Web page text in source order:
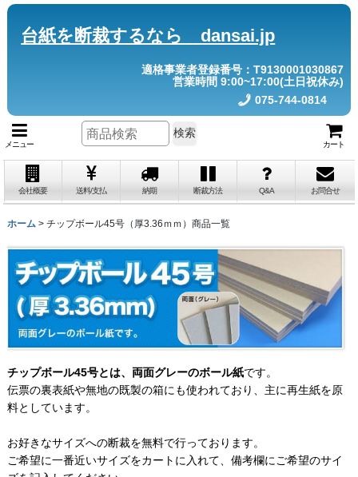
台紙を断裁するなら dansai.jp
適格事業者登録番号：T9130001030867
営業時間 9:00~17:00(土日祝休み)
075-744-0814
メニュー カート
検索
会社概要 送料/支払 納期 断裁方法 Q&A お問合せ
ホーム > チップボール45号（厚3.36ｍｍ）商品一覧
チップボール45号とは、両面グレーのボール紙です。
伝票の裏表紙や無地の既製の箱にも使われており、主に再生紙を原
料としています。
お好きなサイズへの断裁を無料で行っております。
ご希望に一番近いサイズをカートに入れて、備考欄にご希望のサイ